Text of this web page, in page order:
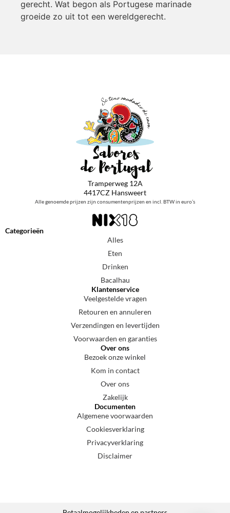
gerecht. Wat begon als Portugese marinade
groeide zo uit tot een wereldgerecht.
Tramperweg 12A
4417CZ Hansweert
Alle genoemde prijzen zijn consumentenprijzen en incl. BTW in euro’s
Categorieën
Alles
Eten
Drinken
Bacalhau
Klantenservice
Veelgestelde vragen
Retouren en annuleren
Verzendingen en levertijden
Voorwaarden en garanties
Over ons
Bezoek onze winkel
Kom in contact
Over ons
Zakelijk
Documenten
Algemene voorwaarden
Cookiesverklaring
Privacyverklaring
Disclaimer